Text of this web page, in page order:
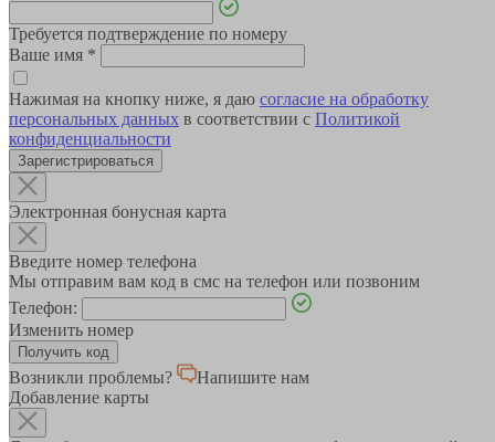
Требуется подтверждение по номеру
Ваше имя *
Нажимая на кнопку ниже, я даю согласие на обработку
персональных данных в соответствии с Политикой
конфиденциальности
Зарегистрироваться
Электронная бонусная карта
Введите номер телефона
Мы отправим вам код в смс на телефон или позвоним
Телефон:
Изменить номер
Возникли проблемы?
Напишите нам
Добавление карты